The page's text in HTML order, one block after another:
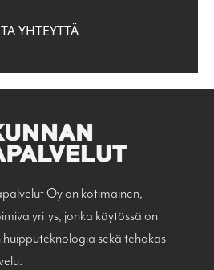
YHTEYTTÄ
Oy on kotimainen,
yritys, jonka käytössä on
huipputeknologia sekä tehokas